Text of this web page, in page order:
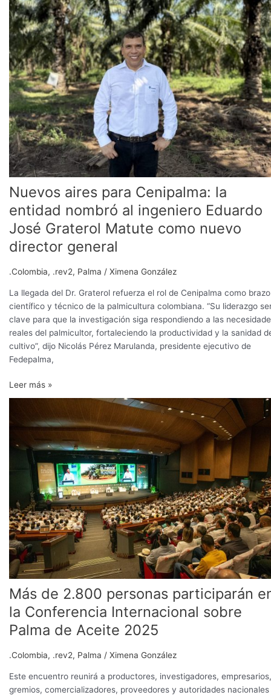
Nuevos aires para Cenipalma: la
entidad nombró al ingeniero Eduardo
José Graterol Matute como nuevo
director general
.Colombia, .rev2, Palma / Ximena González
La llegada del Dr. Graterol refuerza el rol de Cenipalma como brazo
científico y técnico de la palmicultura colombiana. “Su liderazgo
clave para que la investigación siga respondiendo a las
reales del palmicultor, fortaleciendo la productividad y la sanidad
cultivo”, dijo Nicolás Pérez Marulanda, presidente ejecutivo de
Fedepalma,
para
Cenipalma:
la
entidad
nombró
al
ingeniero
Eduardo
José
Graterol
Matute
como
nuevo
director
general
Leer más »
Más de 2.800 personas participarán
la Conferencia Internacional sobre
Palma de Aceite 2025
.Colombia, .rev2, Palma / Ximena González
Este encuentro reunirá a productores, investigadores, empresarios,
gremios, comercializadores, proveedores y autoridades nacionales
personas
participarán
Conferencia
Internacional
sobre
Palma
de
Aceite
2025